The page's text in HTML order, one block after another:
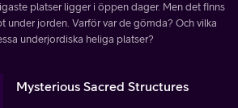
platser ligger i öppen dager. Men det finns
under jorden. Varför var de gömda? Och vilka
underjordiska heliga platser?
Mysterious Sacred Structures